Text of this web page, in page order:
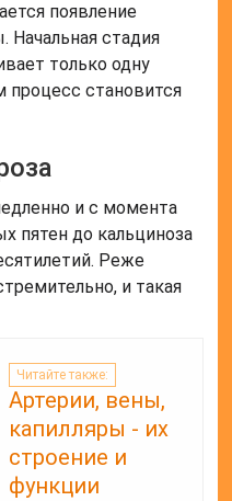
появление
Начальная стадия
только одну
процесс становится
и с момента
пятен до кальциноза
Реже
и такая
Читайте также:
Артерии, вены,
капилляры - их
строение и
функции